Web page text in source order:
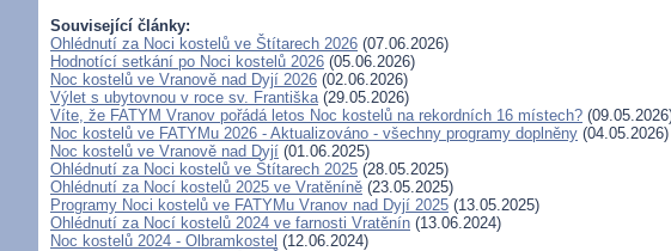
Související články:
Ohlédnutí za Noci kostelů ve Štítarech 2026 (07.06.2026)
Hodnotící setkání po Noci kostelů 2026 (05.06.2026)
Noc kostelů ve Vranově nad Dyjí 2026 (02.06.2026)
Výlet s ubytovnou v roce sv. Františka(29.05.2026)
Víte, že FATYM Vranov pořádá letos Noc kostelů na rekordních 16 místech?
Noc kostelů ve FATYMu 2026 - Aktualizováno - všechny programy doplněny (04.05.2026)
Noc kostelů ve Vranově nad Dyjí (01.06.2025)
Ohlédnutí za Noci kostelů ve Štítarech 2025 (28.05.2025)
Ohlédnutí za Nocí kostelů 2025 ve Vratěníně (23.05.2025)
Programy Noci kostelů ve FATYMu Vranov nad Dyjí 2025 (13.05.2025)
Ohlédnutí za Nocí kostelů 2024 ve farnosti Vratěnín (13.06.2024)
Noc kostelů 2024 - Olbramkostel (12.06.2024)